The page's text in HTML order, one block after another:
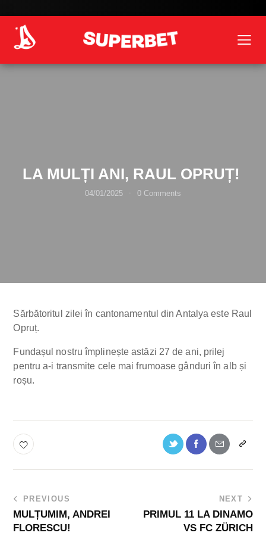
LA MULȚI ANI, RAUL OPRUȚ!
04/01/2025 0 Comments
Sărbătoritul zilei în cantonamentul din Antalya este Raul
Opruț.
Fundașul nostru împlinește astăzi 27 de ani, prilej
pentru a-i transmite cele mai frumoase gânduri în alb și
roșu.
PREVIOUS
MULȚUMIM, ANDREI
FLORESCU!
NEXT
PRIMUL 11 LA DINAMO
VS FC ZÜRICH